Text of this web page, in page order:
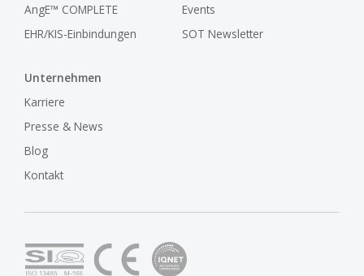
AngE™ COMPLETE
EHR/KIS-Einbindungen
Events
SOT Newsletter
Unternehmen
Karriere
Presse & News
Blog
Kontakt